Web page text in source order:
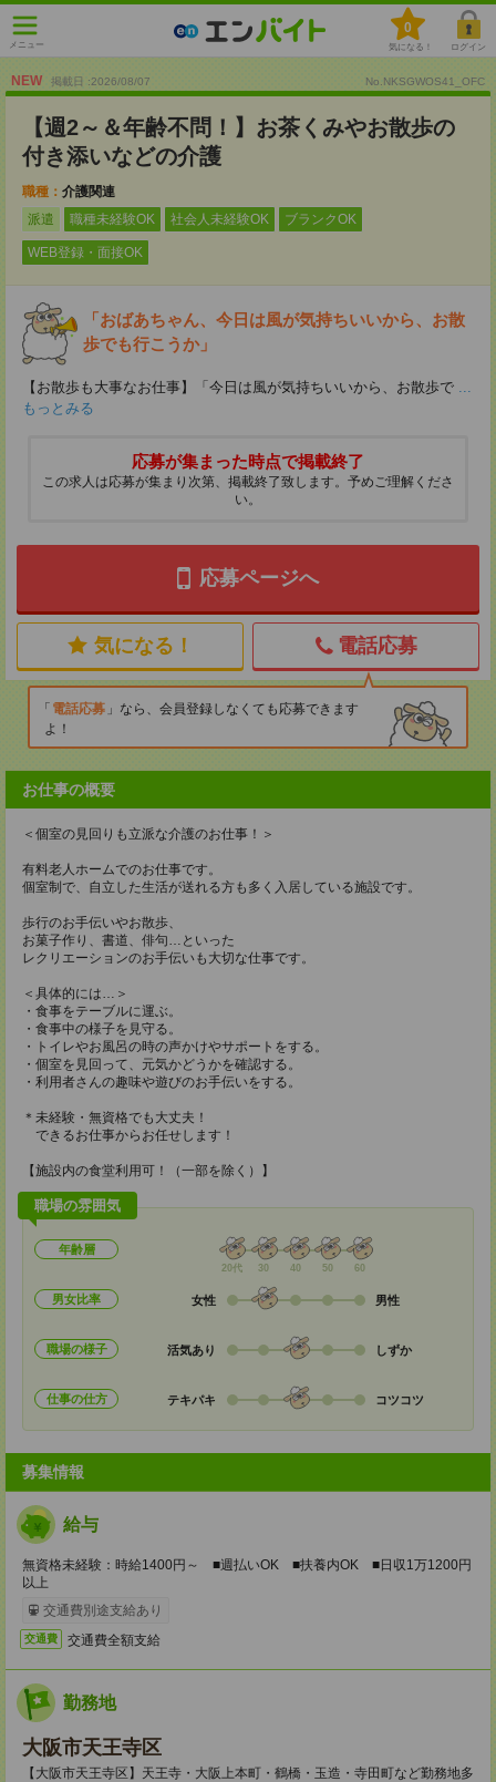
メニュー
0
気になる！ ログイン
NEW 掲載日 :2026/08/07 No.NKSGWOS41_OFC
【週2～＆年齢不問！】お茶くみやお散歩の
付き添いなどの介護
職種： 介護関連
派遣
職種未経験OK 社会人未経験OK ブランクOK
WEB登録・面接OK
「おばあちゃん、今日は風が気持ちいいから、お散
歩でも行こうか」
【お散歩も大事なお仕事】「今日は風が気持ちいいから、お散歩で ...
もっとみる
応募が集まった時点で掲載終了
この求人は応募が集まり次第、掲載終了致します。予めご理解くださ
い。
応募ページへ
気になる！ 電話応募
電話応募
なら、会員登録しなくても応募できます
よ！
お仕事の概要
＜個室の見回りも立派な介護のお仕事！＞
有料老人ホームでのお仕事です。
個室制で、自立した生活が送れる方も多く入居している施設です。
歩行のお手伝いやお散歩、
お菓子作り、書道、俳句…といった
レクリエーションのお手伝いも大切な仕事です。
＜具体的には…＞
・食事をテーブルに運ぶ。
・食事中の様子を見守る。
・トイレやお風呂の時の声かけやサポートをする。
・個室を見回って、元気かどうかを確認する。
・利用者さんの趣味や遊びのお手伝いをする。
＊未経験・無資格でも大丈夫！
できるお仕事からお任せします！
【施設内の食堂利用可！（一部を除く）】
職場の雰囲気
年齢層
20代 30 40 50 60
男女比率 女性 男性
職場の様子 活気あり しずか
仕事の仕方 テキパキ コツコツ
募集情報
給与
無資格未経験：時給1400円～ ■週払いOK ■扶養内OK ■日収1万1200円
以上
交通費別途支給あり
交通費 交通費全額支給
勤務地
大阪市天王寺区
【大阪市天王寺区】天王寺・大阪上本町・鶴橋・玉造・寺田町など勤務地多